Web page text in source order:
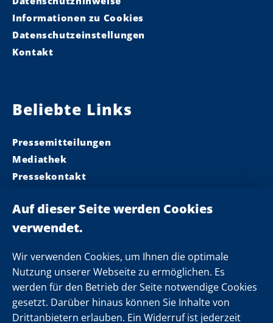
Wir verwenden Cookies, um Ihnen die optimale
Nutzung unserer Webseite zu ermöglichen. Es
werden für den Betrieb der Seite notwendige Cookies
gesetzt. Darüber hinaus können Sie Inhalte von
Drittanbietern erlauben. Ein Widerruf ist jederzeit
Informationen zu Cookies
Datenschutzeinstellungen
Kontakt
Beliebte Links
Pressemitteilungen
Mediathek
Pressekontakt
Landeskabinett
Einsamkeit
Folgen Sie uns